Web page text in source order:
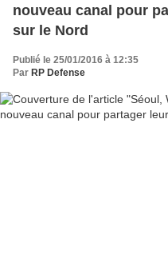
nouveau canal pour
sur le Nord
Publié le 25/01/2016 à 12:35
Par RP Defense